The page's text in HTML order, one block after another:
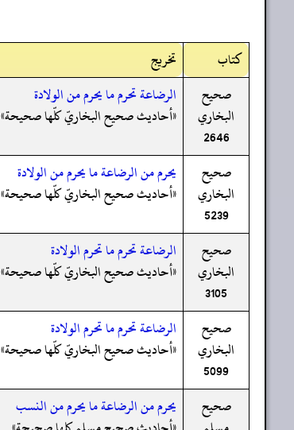
کتاب
تخریج
صحيح
البخاري
2646
الرضاعة تحرم ما يحرم من الولادة
«أحاديث صحيح البخاريّ كلّها صحيحة»
صحيح
البخاري
5239
يحرم من الرضاعة ما يحرم من الولادة
«أحاديث صحيح البخاريّ كلّها صحيحة»
صحيح
البخاري
3105
الرضاعة تحرم ما تحرم الولادة
«أحاديث صحيح البخاريّ كلّها صحيحة»
صحيح
البخاري
5099
الرضاعة تحرم ما تحرم الولادة
«أحاديث صحيح البخاريّ كلّها صحيحة»
صحيح
يحرم من الرضاعة ما يحرم من النسب